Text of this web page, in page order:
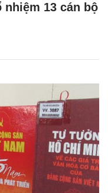
nhiệm 13 cán bộ